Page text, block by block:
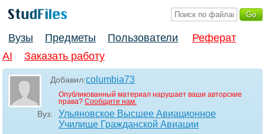
Вузы Предметы Пользователи
Реферат
AI
Заказать работу
Добавил:columbia73
Опубликованный материал нарушает ваши авторские
права? Сообщите нам.
Вуз:
Ульяновское Высшее Авиационное
Училище Гражданской Авиации